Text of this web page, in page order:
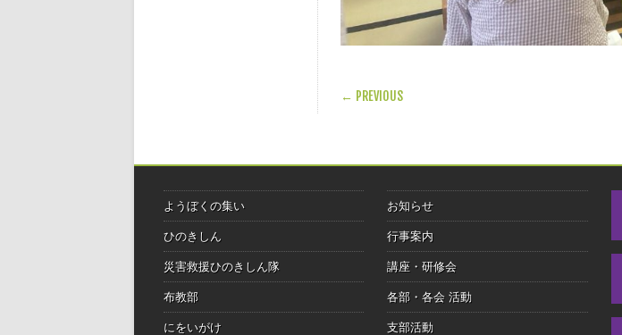
POST NAVIGATION
← PREVIOUS
ようぼくの集い
ひのきしん
災害救援ひのきしん隊
布教部
にをいがけ
お知らせ
行事案内
講座・研修会
各部・各会 活動
支部活動